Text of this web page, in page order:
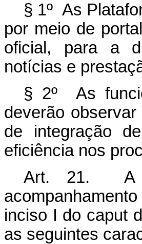
§ 1º As
por meio de
oficial, para a
notícias e
§ 2º As
deverão
de integração
eficiência nos
Art. 21. A
inciso I do caput
as seguintes